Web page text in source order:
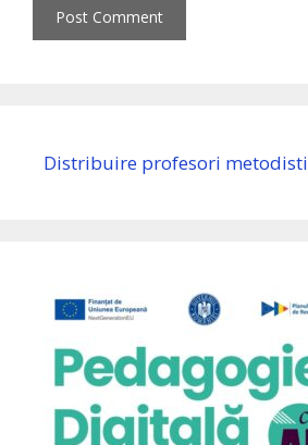
Distribuire profesori metodisti